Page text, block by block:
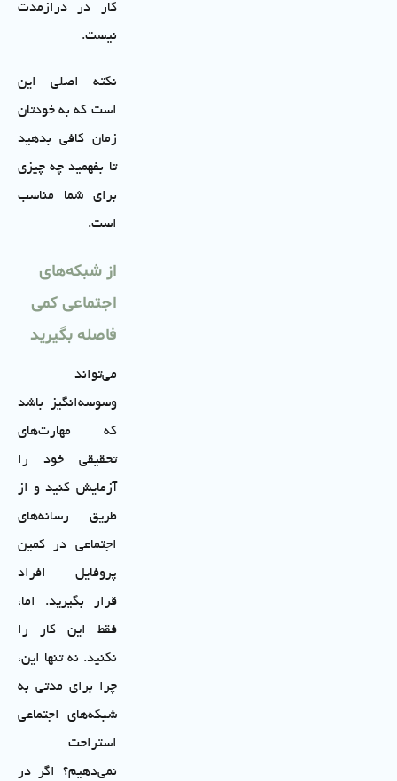
کار در دراز‌مدت
نیست.
نکته اصلی این
است که به خودتان
زمان کافی بدهید
تا بفهمید چه چیزی
برای شما مناسب
است.
از شبکه‌های
اجتماعی کمی
فاصله بگیرید
می‌تواند
وسوسه‌انگیز باشد
که مهارت‌های
تحقیقی خود را
آزمایش کنید و از
طریق رسانه‌های
اجتماعی در کمین
پروفایل افراد
قرار بگیرید. اما،
فقط این کار را
نکنید. نه تنها این،
چرا برای مدتی به
شبکه‌های اجتماعی
استراحت
نمی‌دهیم؟ اگر در